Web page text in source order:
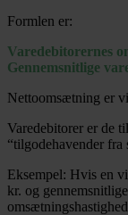
Formlen er:
Varedebitorernes
Gennemsnitlige
Nettoomsætning er
Varedebitorer er de
“tilgodehavender fra
Eksempel: Hvis en
kr. og